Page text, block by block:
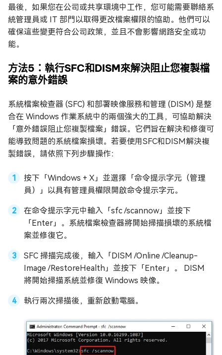
最後，如果您在公司或共享環境中工作，您可能需要聯絡系
統管理員或 IT 部門以取得更改檔案權限的協助。他們可以
確保這些變更符合公司政策，並且不會影響網路安全或功
能。
方法5：執行SFC和DISM來解決阻止您複製檔
案的意外錯誤
系統檔案檢查器 (SFC) 和部署映像服務和管理 (DISM) 是整
合在 Windows 作業系統中的兩個強大的工具，可協助解決
「意外錯誤阻止您複製檔案」錯誤。它們旨在解決和修復可
能導致問題的系統檔案損壞。若要使用SFC和DISM解決複
製錯誤，請依照下列步驟操作：
按下「Windows + X」並選擇「命令提示字元（管理
員）」以具有管理員權限開啟命令提示字元。
在命令提示字元中輸入「sfc /scannow」並按下
「Enter」。系統檔案檢查器將開始掃描損壞的系統檔
案並修復它。
SFC 掃描完成後，輸入「DISM /Online /Cleanup-
Image /RestoreHealth」並按下「Enter」。 DISM
將開始掃描系統並修復 Windows 映像。
執行兩次掃描後，重新啟動電腦。